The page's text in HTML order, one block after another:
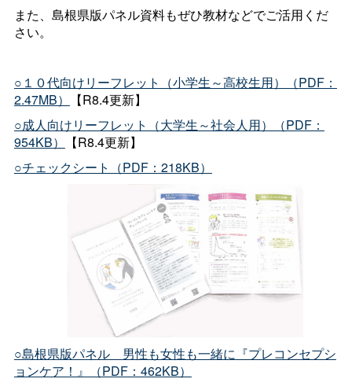
また、島根県版パネル資料もぜひ教材などでご活用くだ
さい。
○１０代向けリーフレット（小学生～高校生用）（PDF：
2.47MB）
【R8.4更新】
○成人向けリーフレット（大学生～社会人用）（PDF：
954KB）
【R8.4更新】
○チェックシート（PDF：218KB）
○島根県版パネル 男性も女性も一緒に『プレコンセプシ
ョンケア！』（PDF：462KB）